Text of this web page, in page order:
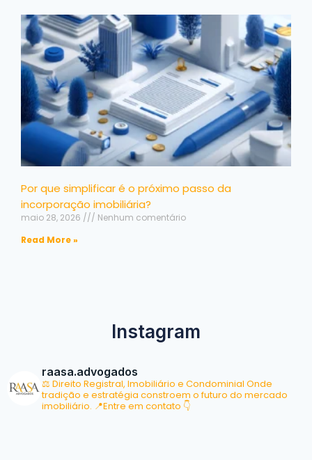
Por que simplificar é o próximo passo da
incorporação imobiliária?
maio 28, 2026
Nenhum comentário
Read More »
Instagram
raasa.advogados
⚖ Direito Registral, Imobiliário e Condominial Onde
tradição e estratégia constroem o futuro do mercado
imobiliário. 📍Entre em contato 👇